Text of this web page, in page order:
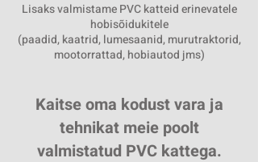
Lisaks valmistame PVC katteid erinevatele
hobisõidukitele
(paadid, kaatrid, lumesaanid, murutraktorid,
mootorrattad, hobiautod jms)
Kaitse oma kodust vara ja
tehnikat meie poolt
valmistatud PVC kattega.